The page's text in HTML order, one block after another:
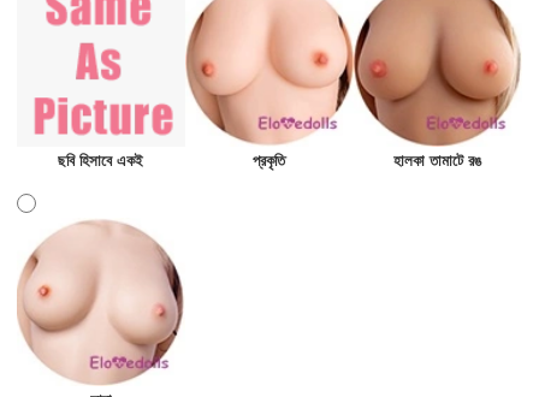
ছবি হিসাবে একই প্রকৃতি হালকা তামাটে রঙ